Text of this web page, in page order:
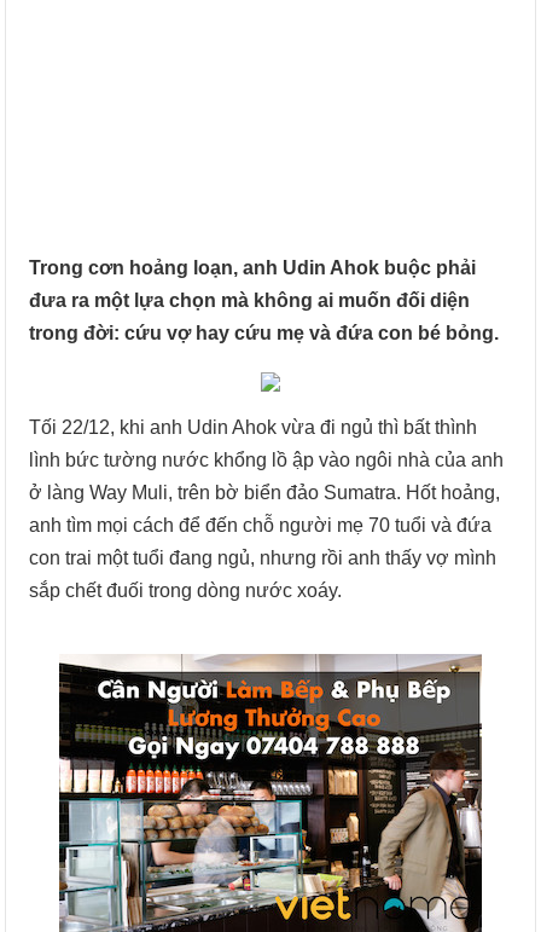
Trong cơn hoảng loạn, anh Udin Ahok buộc phải
đưa ra một lựa chọn mà không ai muốn đối diện
trong đời: cứu vợ hay cứu mẹ và đứa con bé bỏng.
Tối 22/12, khi anh Udin Ahok vừa đi ngủ thì bất thình
lình bức tường nước khổng lồ ập vào ngôi nhà của anh
ở làng Way Muli, trên bờ biển đảo Sumatra. Hốt hoảng,
anh tìm mọi cách để đến chỗ người mẹ 70 tuổi và đứa
con trai một tuổi đang ngủ, nhưng rồi anh thấy vợ mình
sắp chết đuối trong dòng nước xoáy.